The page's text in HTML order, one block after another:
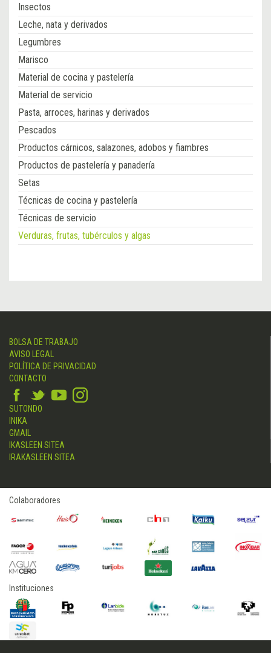
Insectos
Leche, nata y derivados
Legumbres
Marisco
Material de cocina y pastelería
Material de servicio
Pasta, arroces, harinas y derivados
Pescados
Productos cárnicos, salazones, adobos y fiambres
Productos de pastelería y panadería
Setas
Técnicas de cocina y pastelería
Técnicas de servicio
Verduras, frutas, tubérculos y algas
BOLSA DE TRABAJO
AVISO LEGAL
POLÍTICA DE PRIVACIDAD
CONTACTO
SUTONDO
INIKA
GMAIL
IKASLEEN SITEA
IRAKASLEEN SITEA
Colaboradores
Instituciones